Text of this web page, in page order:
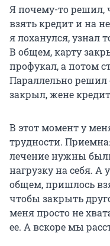
Я почему-то решил,
взять кредит и на
я лоханулся, узнал
В общем, карту
профукал, а потом
Параллельно решил
закрыл, жене
В этот момент у
трудности.
лечение нужны
нагрузку на себя. А
общем, пришлось
чтобы закрыть
меня просто не
ее. А вскоре мы